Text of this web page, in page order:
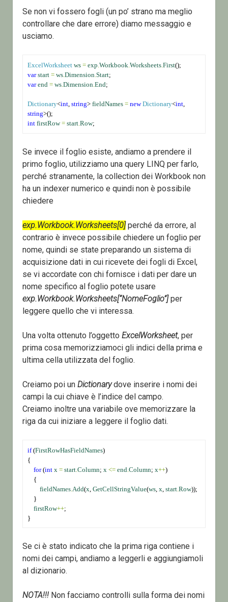
Se non vi fossero fogli (un po’ strano ma meglio
controllare che dare errore) diamo messaggio e
usciamo.
ExcelWorksheet ws = exp.Workbook.Worksheets.First();
var start = ws.Dimension.Start;
var end = ws.Dimension.End;
Dictionary<int, string> fieldNames = new Dictionary<int
string>();
int firstRow = start.Row;
Se invece il foglio esiste, andiamo a prendere il
primo foglio, utilizziamo una query LINQ per farlo,
perché stranamente, la collection dei Workbook non
ha un indexer numerico e quindi non è possibile
chiedere
exp.Workbook.Worksheets[0]perché da errore, al
contrario è invece possibile chiedere un foglio per
nome, quindi se state preparando un sistema di
acquisizione dati in cui ricevete dei fogli di Excel,
se vi accordate con chi fornisce i dati per dare un
nome specifico al foglio potete usare
exp.Workbook.Worksheets[“NomeFoglio”]per
leggere quello che vi interessa.
Una volta ottenuto l’oggetto ExcelWorksheet, per
prima cosa memorizziamoci gli indici della prima e
ultima cella utilizzata del foglio.
Creiamo poi un Dictionarydove inserire i nomi dei
campi la cui chiave è l’indice del campo.
Creiamo inoltre una variabile ove memorizzare la
riga da cui iniziare a leggere il foglio dati.
if (FirstRowHasFieldNames)
{
for (int x = start .Column; x <= end .Column; x++)
    {
fieldNames Add(x , GetCellStringValue(ws , x , start .Row));
    }
firstRow++;
}
Se ci è stato indicato che la prima riga contiene i
nomi dei campi, andiamo a leggerli e aggiungiamoli
al dizionario.
NOTA!!!Non facciamo controlli sulla forma dei nomi